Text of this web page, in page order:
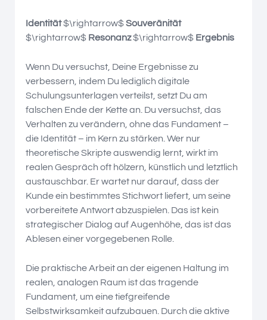
Identität$\rightarrow$Souveränität
$\rightarrow$ Resonanz$\rightarrow$ Ergebnis
Wenn Du versuchst, Deine Ergebnisse zu
verbessern, indem Du lediglich digitale
Schulungsunterlagen verteilst, setzt Du am
falschen Ende der Kette an. Du versuchst, das
Verhalten zu verändern, ohne das Fundament –
die Identität – im Kern zu stärken. Wer nur
theoretische Skripte auswendig lernt, wirkt im
realen Gespräch oft hölzern, künstlich und letztlich
austauschbar. Er wartet nur darauf, dass der
Kunde ein bestimmtes Stichwort liefert, um seine
vorbereitete Antwort abzuspielen. Das ist kein
strategischer Dialog auf Augenhöhe, das ist das
Ablesen einer vorgegebenen Rolle.
Die praktische Arbeit an der eigenen Haltung im
realen, analogen Raum ist das tragende
Fundament, um eine tiefgreifende
Selbstwirksamkeit aufzubauen. Durch die aktive